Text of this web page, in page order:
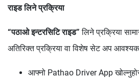
राइड लिने प्रक्रिया
“पठाओ इन्टरसिटि राइड” लिने प्रक्रिया
अतिरिक्त प्रक्रिया वा विशेष सेट अप
आफ्नो Pathao Driver App